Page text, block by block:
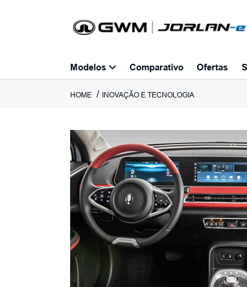
Modelos Comparativo Ofertas
HOME INOVAÇÃO E TECNOLOGIA